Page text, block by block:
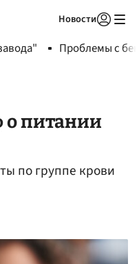
Новости
Проблемы с
о питании
по группе крови